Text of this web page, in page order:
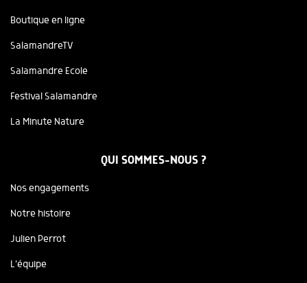
Boutique en ligne
SalamandreTV
Salamandre Ecole
Festival Salamandre
La Minute Nature
QUI SOMMES-NOUS ?
Nos engagements
Notre histoire
Julien Perrot
L'équipe